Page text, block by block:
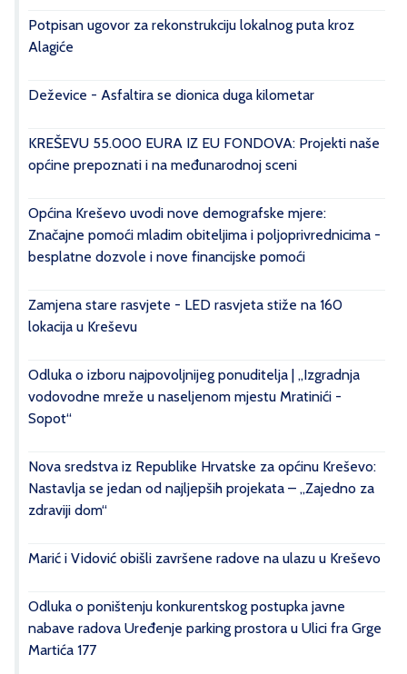
Potpisan ugovor za rekonstrukciju lokalnog puta kroz
Alagiće
Deževice - Asfaltira se dionica duga kilometar
KREŠEVU 55.000 EURA IZ EU FONDOVA: Projekti naše
općine prepoznati i na međunarodnoj sceni
Općina Kreševo uvodi nove demografske mjere:
Značajne pomoći mladim obiteljima i poljoprivrednicima -
besplatne dozvole i nove financijske pomoći
Zamjena stare rasvjete - LED rasvjeta stiže na 160
lokacija u Kreševu
Odluka o izboru najpovoljnijeg ponuditelja | „Izgradnja
vodovodne mreže u naseljenom mjestu Mratinići -
Sopot“
Nova sredstva iz Republike Hrvatske za općinu Kreševo:
Nastavlja se jedan od najljepših projekata – „Zajedno za
zdraviji dom“
Marić i Vidović obišli završene radove na ulazu u Kreševo
Odluka o poništenju konkurentskog postupka javne
nabave radova Uređenje parking prostora u Ulici fra Grge
Martića 177